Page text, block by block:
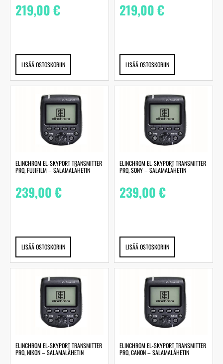
219,00€
LISÄÄ OSTOSKORIIN
219,00€
LISÄÄ OSTOSKORIIN
ELINCHROM EL-SKYPORT TRANSMITTER
PRO, FUJIFILM – SALAMALÄHETIN
239,00€
LISÄÄ OSTOSKORIIN
ELINCHROM EL-SKYPORT TRANSMITTER
PRO, SONY – SALAMALÄHETIN
239,00€
LISÄÄ OSTOSKORIIN
ELINCHROM EL-SKYPORT TRANSMITTER
PRO, NIKON – SALAMALÄHETIN
ELINCHROM EL-SKYPORT TRANSMITTER
PRO, CANON – SALAMALÄHETIN